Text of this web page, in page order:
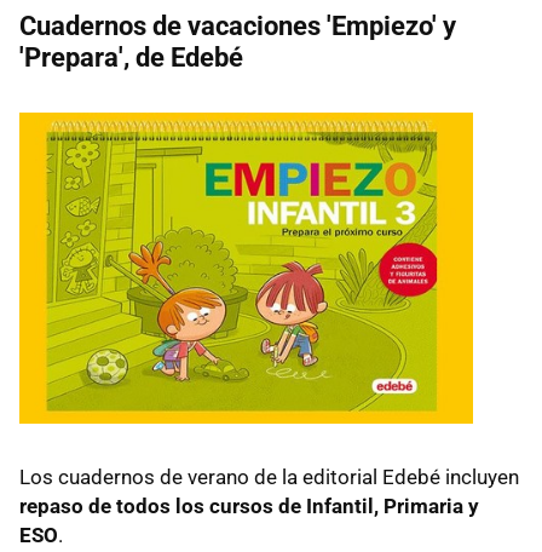
Cuadernos de vacaciones 'Empiezo' y
'Prepara', de Edebé
Los cuadernos de verano de la editorial Edebé incluyen
repaso de todos los cursos de Infantil, Primaria y
ESO.